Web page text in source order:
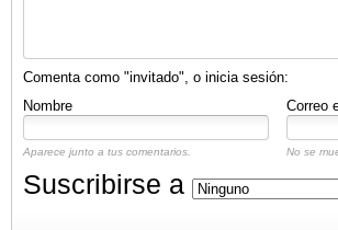
Comenta como "invitado", o inicia sesión:
Nombre
Correo
Aparece junto a tus comentarios. No se
Suscribirse a